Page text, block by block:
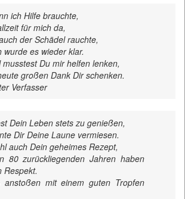
ich Hilfe brauchte,
für mich da,
der Schädel rauchte,
wurde es wieder klar.
Du mir helfen lenken,
großen Dank Dir schenken.
Verfasser
Dein Leben stets zu genießen,
Dir Deine Laune vermiesen.
auch Dein geheimes Rezept,
80 zurückliegenden Jahren haben
Respekt.
anstoßen mit einem guten Tropfen